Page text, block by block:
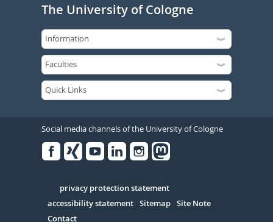
The University of Cologne
Social media channels of the University of Cologne
Serivce
privacy protection statement
accessibility statement Sitemap Site Note
Contact